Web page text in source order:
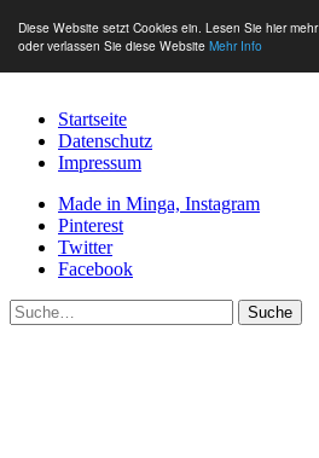
Diese Website setzt Cookies ein. Lesen Sie hier mehr
oder verlassen Sie diese Website Mehr Info
Startseite
Datenschutz
Impressum
Made in Minga, Instagram
Pinterest
Twitter
Facebook
Suche